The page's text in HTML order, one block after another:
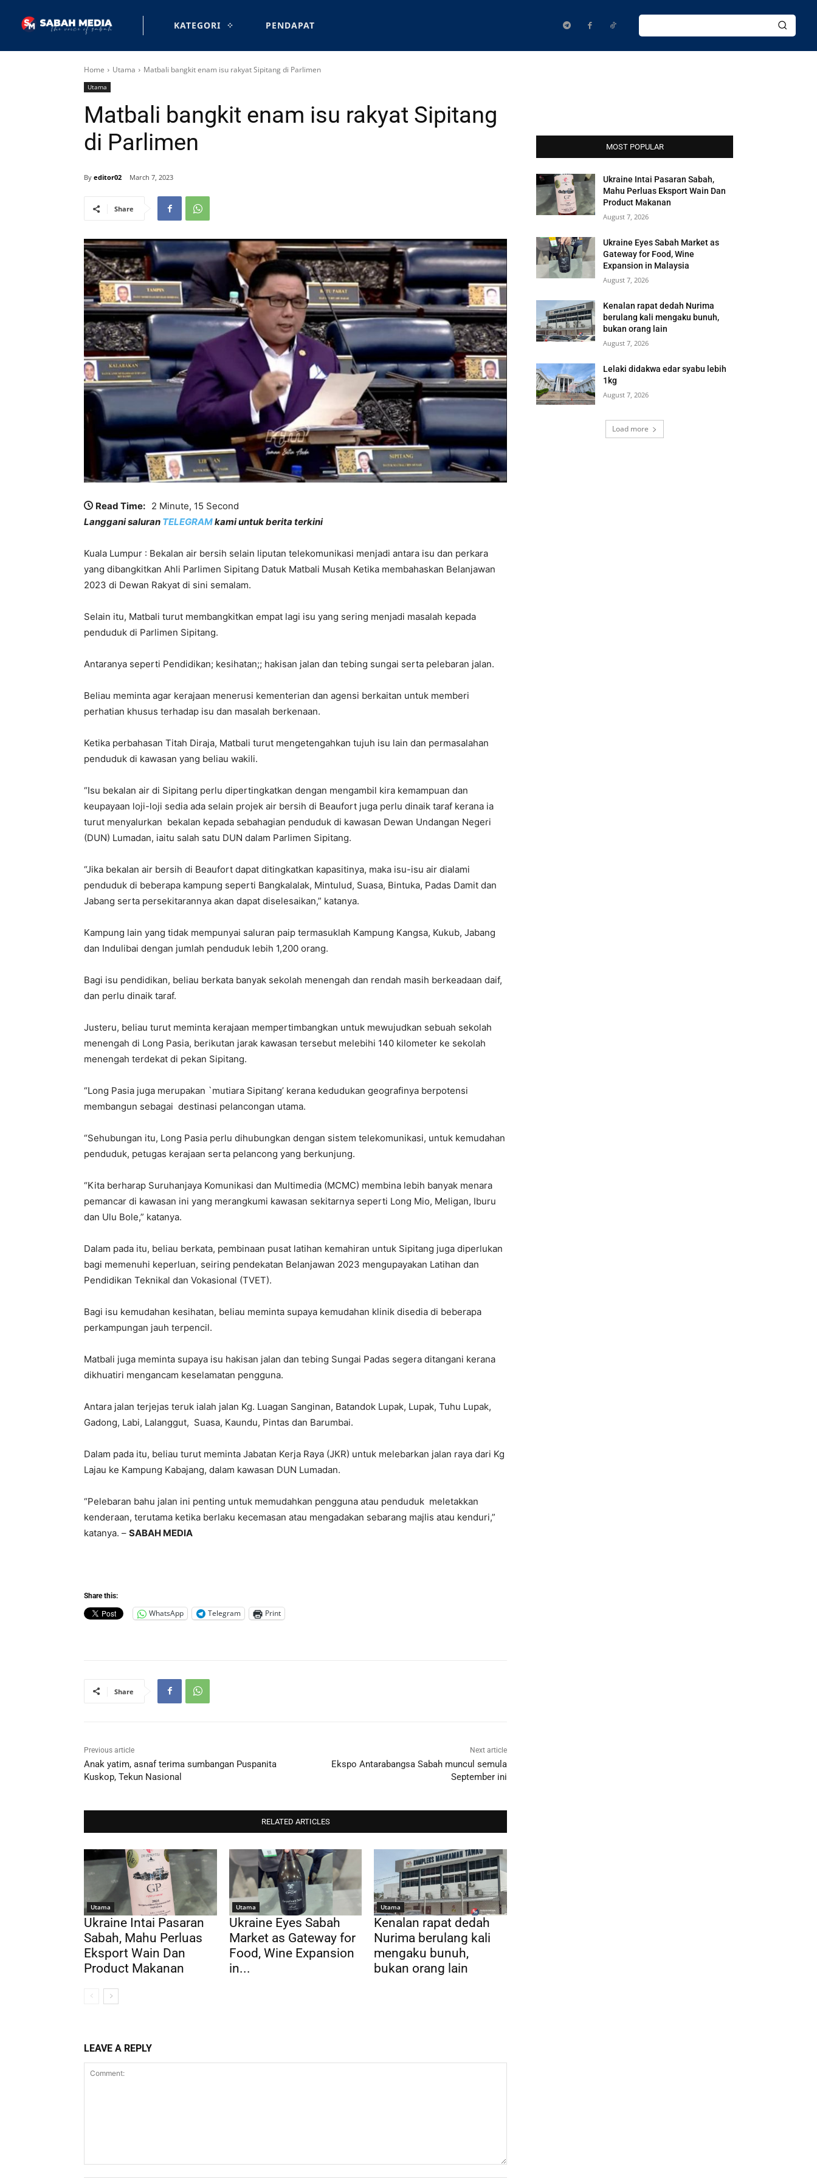
KATEGORI PENDAPAT
Home Utama Matbali bangkit enam isu rakyat Sipitang di Parlimen
Utama
Matbali bangkit enam isu rakyat Sipitang
di Parlimen
By editor02 March 7, 2023
Share
Read Time: 2 Minute, 15 Second
Langgani saluran TELEGRAMkami untuk berita terkini
Kuala Lumpur : Bekalan air bersih selain liputan telekomunikasi menjadi antara isu dan perkara
yang dibangkitkan Ahli Parlimen Sipitang Datuk Matbali Musah Ketika membahaskan Belanjawan
2023 di Dewan Rakyat di sini semalam.
Selain itu, Matbali turut membangkitkan empat lagi isu yang sering menjadi masalah kepada
penduduk di Parlimen Sipitang.
Antaranya seperti Pendidikan; kesihatan;; hakisan jalan dan tebing sungai serta pelebaran jalan.
Beliau meminta agar kerajaan menerusi kementerian dan agensi berkaitan untuk memberi
perhatian khusus terhadap isu dan masalah berkenaan.
Ketika perbahasan Titah Diraja, Matbali turut mengetengahkan tujuh isu lain dan permasalahan
penduduk di kawasan yang beliau wakili.
“Isu bekalan air di Sipitang perlu dipertingkatkan dengan mengambil kira kemampuan dan
keupayaan loji-loji sedia ada selain projek air bersih di Beaufort juga perlu dinaik taraf kerana ia
turut menyalurkan bekalan kepada sebahagian penduduk di kawasan Dewan Undangan Negeri
(DUN) Lumadan, iaitu salah satu DUN dalam Parlimen Sipitang.
“Jika bekalan air bersih di Beaufort dapat ditingkatkan kapasitinya, maka isu-isu air dialami
penduduk di beberapa kampung seperti Bangkalalak, Mintulud, Suasa, Bintuka, Padas Damit dan
Jabang serta persekitarannya akan dapat diselesaikan,” katanya.
Kampung lain yang tidak mempunyai saluran paip termasuklah Kampung Kangsa, Kukub, Jabang
dan Indulibai dengan jumlah penduduk lebih 1,200 orang.
Bagi isu pendidikan, beliau berkata banyak sekolah menengah dan rendah masih berkeadaan daif,
dan perlu dinaik taraf.
Justeru, beliau turut meminta kerajaan mempertimbangkan untuk mewujudkan sebuah sekolah
menengah di Long Pasia, berikutan jarak kawasan tersebut melebihi 140 kilometer ke sekolah
menengah terdekat di pekan Sipitang.
“Long Pasia juga merupakan `mutiara Sipitang’ kerana kedudukan geografinya berpotensi
membangun sebagai destinasi pelancongan utama.
“Sehubungan itu, Long Pasia perlu dihubungkan dengan sistem telekomunikasi, untuk kemudahan
penduduk, petugas kerajaan serta pelancong yang berkunjung.
“Kita berharap Suruhanjaya Komunikasi dan Multimedia (MCMC) membina lebih banyak menara
pemancar di kawasan ini yang merangkumi kawasan sekitarnya seperti Long Mio, Meligan, Iburu
dan Ulu Bole,” katanya.
Dalam pada itu, beliau berkata, pembinaan pusat latihan kemahiran untuk Sipitang juga diperlukan
bagi memenuhi keperluan, seiring pendekatan Belanjawan 2023 mengupayakan Latihan dan
Pendidikan Teknikal dan Vokasional (TVET).
Bagi isu kemudahan kesihatan, beliau meminta supaya kemudahan klinik disedia di beberapa
perkampungan jauh terpencil.
Matbali juga meminta supaya isu hakisan jalan dan tebing Sungai Padas segera ditangani kerana
dikhuatiri mengancam keselamatan pengguna.
Antara jalan terjejas teruk ialah jalan Kg. Luagan Sanginan, Batandok Lupak, Lupak, Tuhu Lupak,
Gadong, Labi, Lalanggut, Suasa, Kaundu, Pintas dan Barumbai.
Dalam pada itu, beliau turut meminta Jabatan Kerja Raya (JKR) untuk melebarkan jalan raya dari Kg
Lajau ke Kampung Kabajang, dalam kawasan DUN Lumadan.
“Pelebaran bahu jalan ini penting untuk memudahkan pengguna atau penduduk meletakkan
kenderaan, terutama ketika berlaku kecemasan atau mengadakan sebarang majlis atau kenduri,”
katanya. – SABAH MEDIA
Share this:
WhatsApp Telegram Print
Share
Previous article
Anak yatim, asnaf terima sumbangan Puspanita
Kuskop, Tekun Nasional
Next article
Ekspo Antarabangsa Sabah muncul semula
September ini
RELATED ARTICLES
Utama
Ukraine Intai Pasaran
Sabah, Mahu Perluas
Eksport Wain Dan
Product Makanan
Utama
Ukraine Eyes Sabah
Market as Gateway for
Food, Wine Expansion
in...
Utama
Kenalan rapat dedah
Nurima berulang kali
mengaku bunuh,
bukan orang lain
LEAVE A REPLY
MOST POPULAR
Ukraine Intai Pasaran Sabah,
Mahu Perluas Eksport Wain Dan
Product Makanan
August 7, 2026
Ukraine Eyes Sabah Market as
Gateway for Food, Wine
Expansion in Malaysia
August 7, 2026
Kenalan rapat dedah Nurima
berulang kali mengaku bunuh,
bukan orang lain
August 7, 2026
Lelaki didakwa edar syabu lebih
1kg
August 7, 2026
Load more